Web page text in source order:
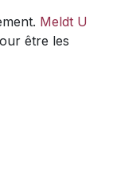
Meldt U
être les